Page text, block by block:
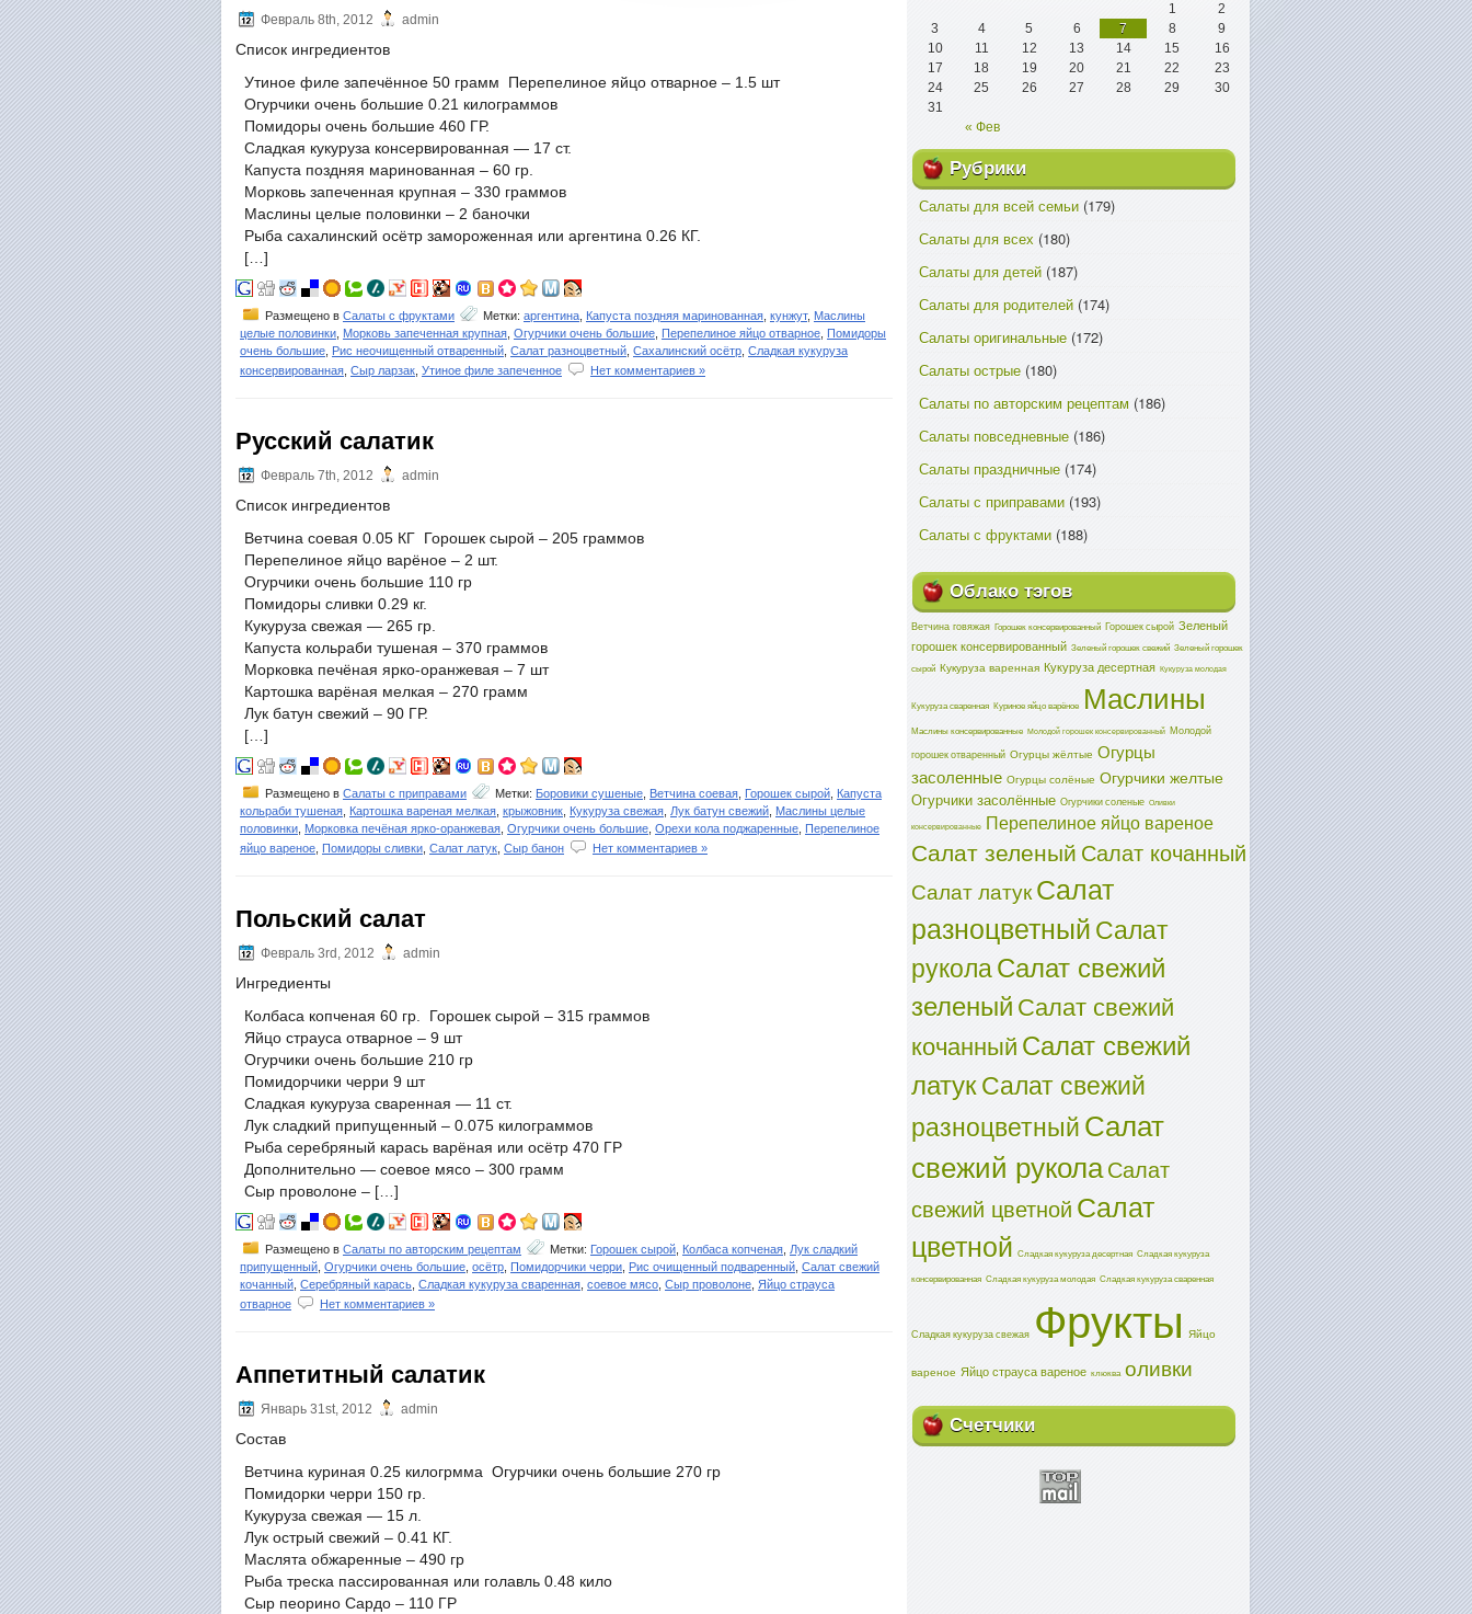
Февраль 8th, 2012 admin
Список ингредиентов
Утиное филе запечённое 50 грамм Перепелиное яйцо отварное – 1.5 шт
Огурчики очень большие 0.21 килограммов
Помидоры очень большие 460 ГР.
Сладкая кукуруза консервированная — 17 ст.
Капуста поздняя маринованная – 60 гр.
Морковь запеченная крупная – 330 граммов
Маслины целые половинки – 2 баночки
Рыба сахалинский осётр замороженная или аргентина 0.26 КГ.
[…]
Размещено в Салаты с фруктами Метки: аргентина Капуста поздняя маринованная кунжут, Маслины
целые половинки Морковь запеченная крупная Огурчики очень большие Перепелиное яйцо отварное Помидоры
очень большие Рис неочищенный отваренный Салат разноцветный Сахалинский осётр Сладкая кукуруза
консервированная Сыр ларзак Утиное филе запеченное Нет комментариев »
Русский салатик
Февраль 7th, 2012 admin
Список ингредиентов
Ветчина соевая 0.05 КГ Горошек сырой – 205 граммов
Перепелиное яйцо варёное – 2 шт.
Огурчики очень большие 110 гр
Помидоры сливки 0.29 кг.
Кукуруза свежая — 265 гр.
Капуста кольраби тушеная – 370 граммов
Морковка печёная ярко-оранжевая – 7 шт
Картошка варёная мелкая – 270 грамм
Лук батун свежий – 90 ГР.
[…]
Размещено в Салаты с приправами Метки: Боровики сушеные Ветчина соевая Горошек сырой Капуста
кольраби тушеная Картошка вареная мелкая крыжовник Кукуруза свежая Лук батун свежий Маслины целые
половинки Морковка печёная ярко-оранжевая Огурчики очень большие Орехи кола поджаренные Перепелиное
яйцо вареное Помидоры сливки Салат латук Сыр банон Нет комментариев »
Польский салат
Февраль 3rd, 2012 admin
Ингредиенты
Колбаса копченая 60 гр. Горошек сырой – 315 граммов
Яйцо страуса отварное – 9 шт
Огурчики очень большие 210 гр
Помидорчики черри 9 шт
Сладкая кукуруза сваренная — 11 ст.
Лук сладкий припущенный – 0.075 килограммов
Рыба серебряный карась варёная или осётр 470 ГР
Дополнительно — соевое мясо – 300 грамм
Сыр проволоне – […]
Размещено в Салаты по авторским рецептам Метки: Горошек сырой Колбаса копченая Лук сладкий
припущенный Огурчики очень большие осётр Помидорчики черри Рис очищенный подваренный Салат свежий
кочанный Серебряный карась Сладкая кукуруза сваренная соевое мясо Сыр проволоне Яйцо страуса
отварное
Нет комментариев »
Аппетитный салатик
Январь 31st, 2012 admin
Состав
Ветчина куриная 0.25 килогрмма Огурчики очень большие 270 гр
Помидорки черри 150 гр.
Кукуруза свежая — 15 л.
Лук острый свежий – 0.41 КГ.
Маслята обжаренные – 490 гр
Рыба треска пассированная или голавль 0.48 кило
Сыр пеорино Сардо – 110 ГР
« Фев
1
2
3
4 5 6 7 8
9
10
11 12 13 14 15
16
17
18 19 20 21 22
23
24
25 26 27 28 29
30
31
Рубрики
Салаты для всей семьи (179)
Салаты для всех (180)
Салаты для детей (187)
Салаты для родителей (174)
Салаты оригинальные (172)
Салаты острые (180)
Салаты по авторским рецептам (186)
Салаты повседневные (186)
Салаты праздничные (174)
Салаты с приправами (193)
Салаты с фруктами (188)
Облако тэгов
Ветчина говяжая Горошек консервированный Горошек сырой Зеленый
горошек консервированный Зеленый горошек свежий Зеленый горошек
сырой Кукуруза варенная Кукуруза десертная Кукуруза молодая
Кукуруза сваренная Куриное яйцо варёное Маслины
Маслины консервированные Молодой горошек консервированный Молодой
горошек отваренный Огурцы жёлтые Огурцы
засоленные Огурцы солёные Огурчики желтые
Огурчики засолённые Огурчики соленые Оливки
консервированные Перепелиное яйцо вареное
Салат зеленый Салат кочанный
Салат латукСалат
разноцветныйСалат
руколаСалат свежий
зеленыйСалат свежий
кочанныйСалат свежий
латукСалат свежий
разноцветныйСалат
свежий руколаСалат
свежий цветной Салат
цветной Сладкая кукуруза десертная Сладкая кукуруза
консервированная Сладкая кукуруза молодая Сладкая кукуруза сваренная
Сладкая кукуруза свежая Фрукты Яйцо
вареное Яйцо страуса вареное клюква оливки
Счетчики